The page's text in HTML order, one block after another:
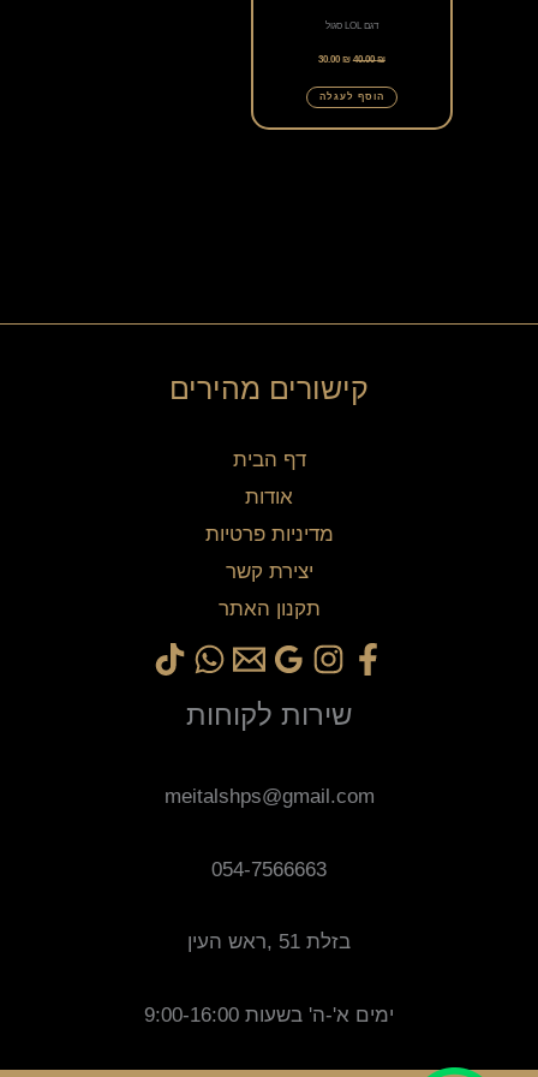
דגם LOL סגול
40.00₪
30.00 ₪
הוסף לעגלה
קישורים מהירים
דף הבית
אודות
מדיניות פרטיות
יצירת קשר
תקנון האתר
שירות לקוחות
meitalshps@gmail.com
054-7566663
בזלת 51 ,ראש העין
ימים א'-ה' בשעות 9:00-16:00